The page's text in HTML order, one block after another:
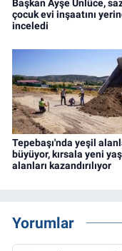
Başkan Ayşe Ünlüce,
çocuk evi inşaatını
inceledi
Tepebaşı'nda yeşil
büyüyor, kırsala yeni
alanları kazandırılıyor
Yorumlar